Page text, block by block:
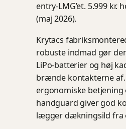
entry-LMG’et. 5.999 kr.
(maj 2026).
Krytacs
robuste indmad gør
LiPo-batterier og høj
brænde kontakterne af.
ergonomiske
handguard giver god
lægger dækningsild fra